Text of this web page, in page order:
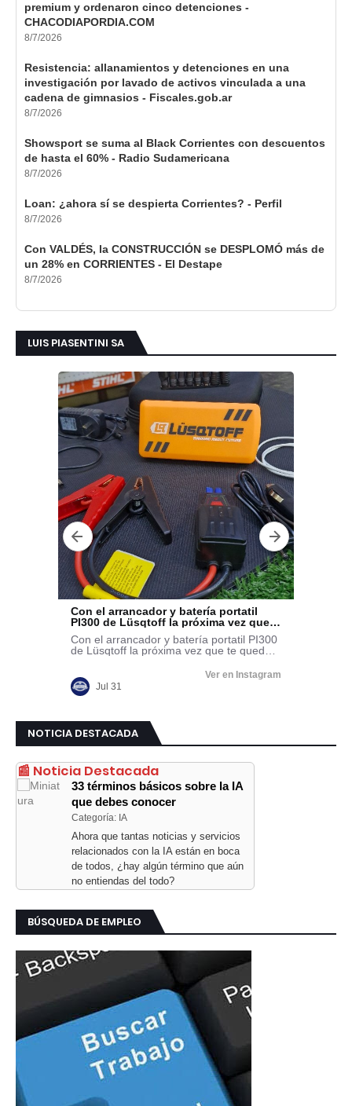
premium y ordenaron cinco detenciones -
CHACODIAPORDIA.COM
8/7/2026
Resistencia: allanamientos y detenciones en una
investigación por lavado de activos vinculada a una
cadena de gimnasios - Fiscales.gob.ar
8/7/2026
Showsport se suma al Black Corrientes con descuentos
de hasta el 60% - Radio Sudamericana
8/7/2026
Loan: ¿ahora sí se despierta Corrientes? - Perfil
8/7/2026
Con VALDÉS, la CONSTRUCCIÓN se DESPLOMÓ más de
un 28% en CORRIENTES - El Destape
8/7/2026
LUIS PIASENTINI SA
NOTICIA DESTACADA
📰 Noticia Destacada
33 términos básicos sobre la IA
que debes conocer
Categoría: IA
Ahora que tantas noticias y servicios
relacionados con la IA están en boca
de todos, ¿hay algún término que aún
no entiendas del todo?
BÚSQUEDA DE EMPLEO